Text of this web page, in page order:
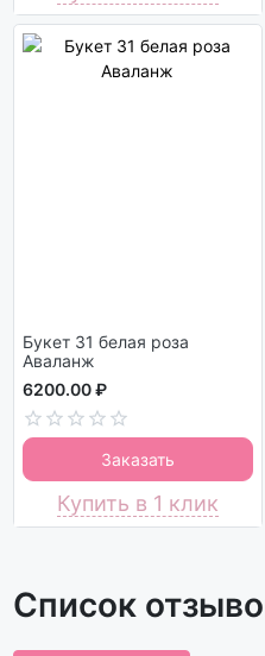
Букет 31 белая роза
Аваланж
6200.00 ₽
Заказать
Купить в 1 клик
Список